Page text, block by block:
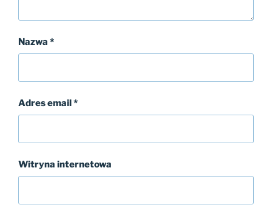
Nazwa *
Adres email*
Witryna internetowa